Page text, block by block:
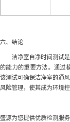
六、结论
洁净室自净时间测试
的能力的重要方法。通过
该测试可确保洁净室的通
风险管理，使其成为环境
盛源为您提供优质检测服务